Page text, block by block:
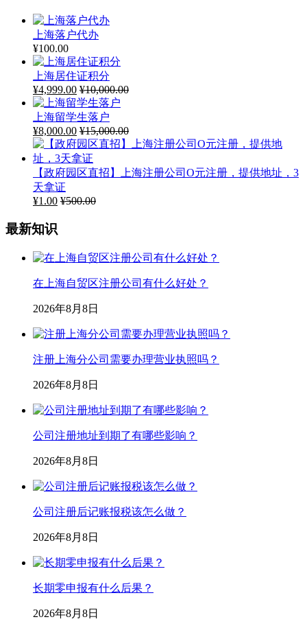
上海落户代办
¥100.00
上海居住证积分
¥4,999.00 ¥10,000.00
上海留学生落户
¥8,000.00 ¥15,000.00
【政府园区直招】上海注册公司O元注册，提供地址，3
天拿证
¥1.00 ¥500.00
最新知识
在上海自贸区注册公司有什么好处？
2026年8月8日
注册上海分公司需要办理营业执照吗？
2026年8月8日
公司注册地址到期了有哪些影响？
2026年8月8日
公司注册后记账报税该怎么做？
2026年8月8日
长期零申报有什么后果？
2026年8月8日